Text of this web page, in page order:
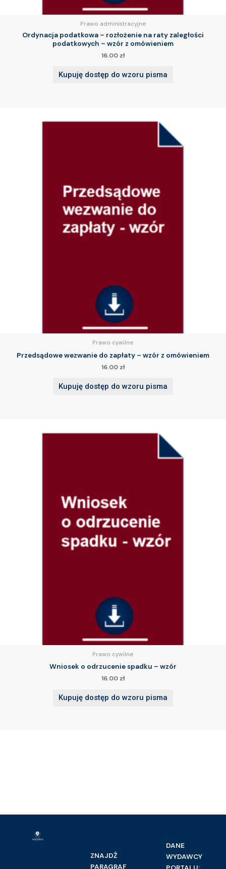
Prawo administracyjne
Ordynacja podatkowa – rozłożenie na raty zaległości
podatkowych – wzór z omówieniem
16.00 zł
Kupuję dostęp do wzoru pisma
Prawo cywilne
Przedsądowe wezwanie do zapłaty – wzór z omówieniem
16.00 zł
Kupuję dostęp do wzoru pisma
Prawo cywilne
Wniosek o odrzucenie spadku – wzór
16.00 zł
Kupuję dostęp do wzoru pisma
ZNAJDŹ
PARAGRAF
DANE
WYDAWCY